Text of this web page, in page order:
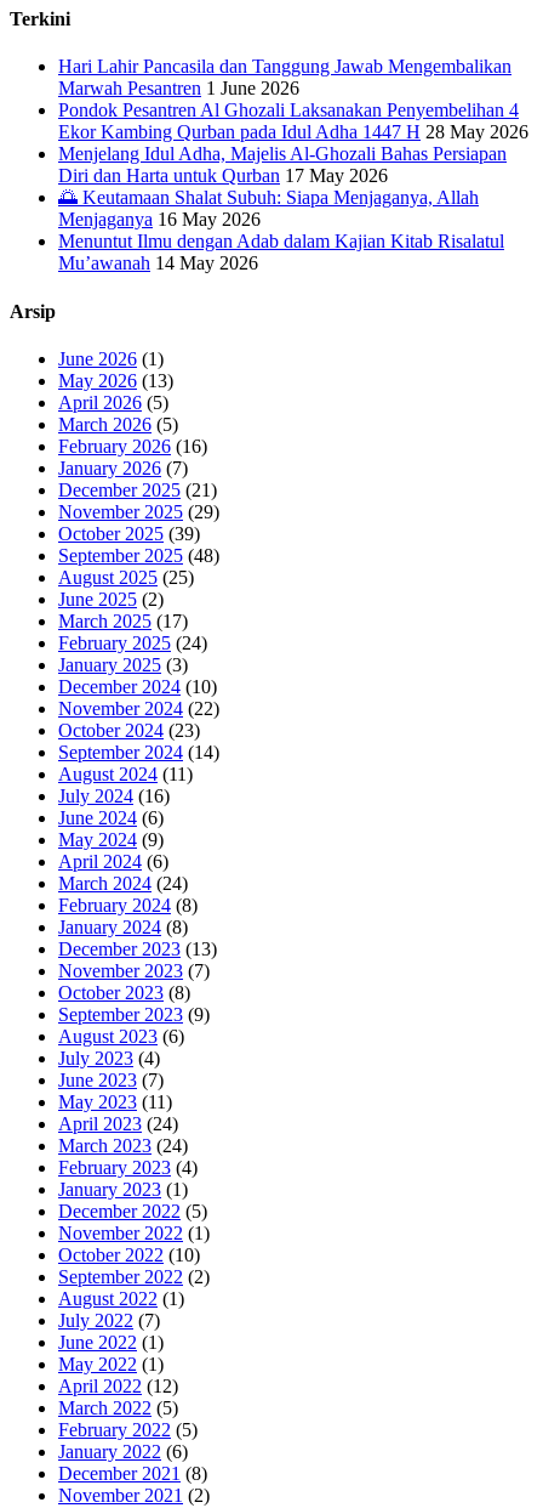
Terkini
Hari Lahir Pancasila dan Tanggung Jawab Mengembalikan
Marwah Pesantren 1 June 2026
Pondok Pesantren Al Ghozali Laksanakan Penyembelihan 4
Ekor Kambing Qurban pada Idul Adha 1447 H 28 May 2026
Menjelang Idul Adha, Majelis Al-Ghozali Bahas Persiapan
Diri dan Harta untuk Qurban 17 May 2026
🌅 Keutamaan Shalat Subuh: Siapa Menjaganya, Allah
Menjaganya 16 May 2026
Menuntut Ilmu dengan Adab dalam Kajian Kitab Risalatul
Mu’awanah 14 May 2026
Arsip
June 2026 (1)
May 2026 (13)
April 2026 (5)
March 2026 (5)
February 2026 (16)
January 2026 (7)
December 2025 (21)
November 2025 (29)
October 2025 (39)
September 2025 (48)
August 2025 (25)
June 2025 (2)
March 2025 (17)
February 2025 (24)
January 2025 (3)
December 2024 (10)
November 2024 (22)
October 2024 (23)
September 2024 (14)
August 2024 (11)
July 2024 (16)
June 2024 (6)
May 2024 (9)
April 2024 (6)
March 2024 (24)
February 2024 (8)
January 2024 (8)
December 2023 (13)
November 2023 (7)
October 2023 (8)
September 2023 (9)
August 2023 (6)
July 2023 (4)
June 2023 (7)
May 2023 (11)
April 2023 (24)
March 2023 (24)
February 2023 (4)
January 2023 (1)
December 2022 (5)
November 2022 (1)
October 2022 (10)
September 2022 (2)
August 2022 (1)
July 2022 (7)
June 2022 (1)
May 2022 (1)
April 2022 (12)
March 2022 (5)
February 2022 (5)
January 2022 (6)
December 2021 (8)
November 2021 (2)